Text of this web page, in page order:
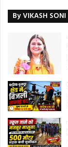
By VIKASH SONI